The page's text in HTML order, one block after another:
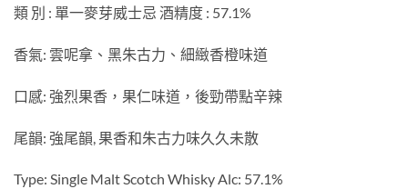
類 別 : 單一麥芽威士忌 酒精度 : 57.1%
香氣: 雲呢拿、黑朱古力、細緻香橙味道
口感: 強烈果香，果仁味道，後勁帶點辛辣
尾韻: 強尾韻, 果香和朱古力味久久未散
Type: Single Malt Scotch Whisky Alc: 57.1%